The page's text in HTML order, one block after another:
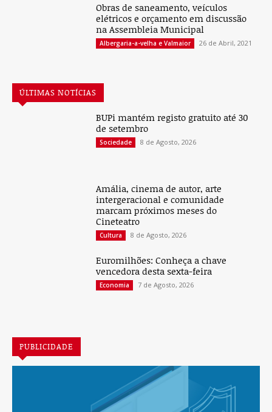
Obras de saneamento, veículos
elétricos e orçamento em discussão
na Assembleia Municipal
Albergaria-a-velha e Valmaior 26 de Abril, 2021
ÚLTIMAS NOTÍCIAS
BUPi mantém registo gratuito até 30
de setembro
Sociedade 8 de Agosto, 2026
Amália, cinema de autor, arte
intergeracional e comunidade
marcam próximos meses do
Cineteatro
Cultura 8 de Agosto, 2026
Euromilhões: Conheça a chave
vencedora desta sexta-feira
Economia 7 de Agosto, 2026
PUBLICIDADE